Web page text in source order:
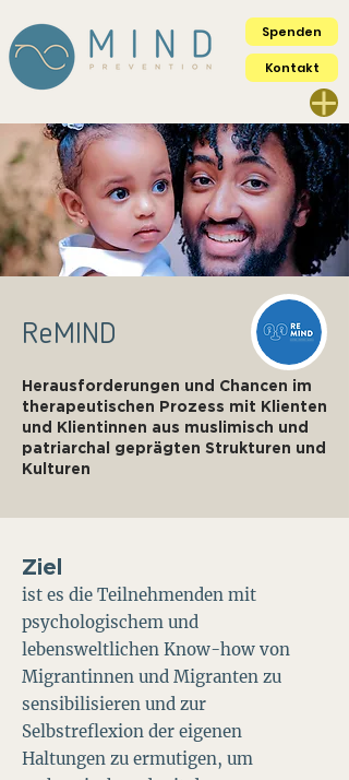
Spenden
Kontakt
ReMIND
Herausforderungen und Chancen im
therapeutischen Prozess mit Klienten
und Klientinnen aus muslimisch und
patriarchal geprägten Strukturen und
Kulturen
Ziel
ist es die Teilnehmenden mit
psychologischem und
lebensweltlichen Know-how von
Migrantinnen und Migranten zu
sensibilisieren und zur
Selbstreflexion der eigenen
Haltungen zu ermutigen, um